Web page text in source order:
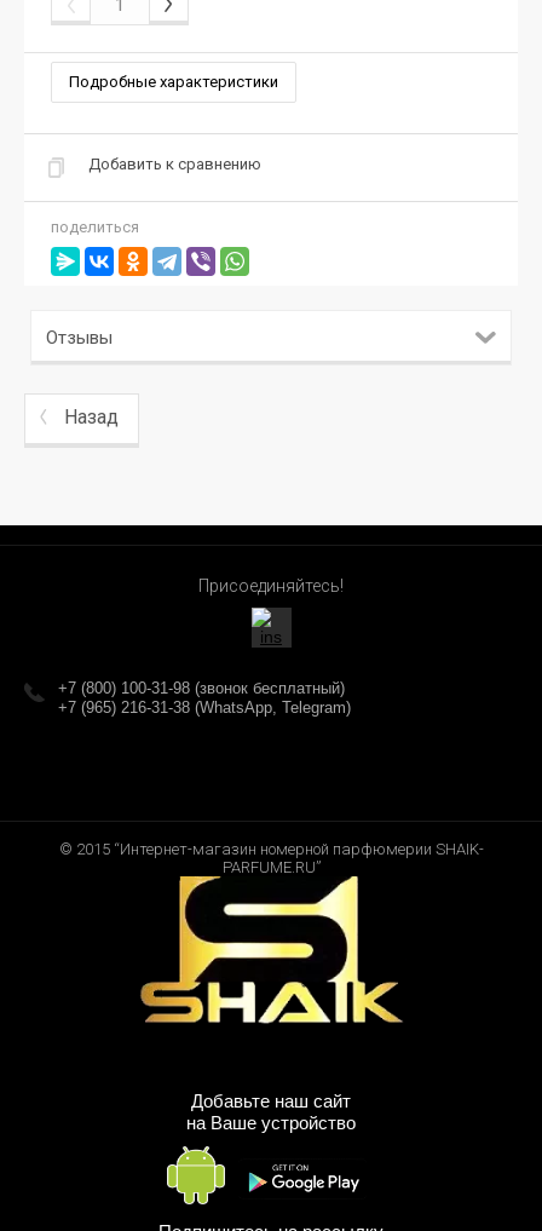
Подробные характеристики
Добавить к сравнению
поделиться
Отзывы
Назад
Присоединяйтесь!
+7 (800) 100-31-98 (звонок бесплатный)
+7 (965) 216-31-38 (WhatsApp, Telegram)
© 2015 “Интернет-магазин номерной парфюмерии SHAIK-
PARFUME.RU”
Добавьте наш сайт
на Ваше устройство